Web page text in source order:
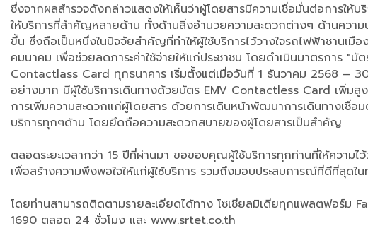
ซึ่งจากผลสำรวจดังกล่าวแสดงให้เห็นว่าผู้โดยสารมีความเชื่อมั่นต่อการใ
ให้บริการที่สำคัญหลายด้าน ทั้งด้านสิ่งอำนวยความสะดวกต่างๆ ด้านควา
ขึ้น ซึ่งถือเป็นหนึ่งในปัจจัยสำคัญที่ทำให้ผู้ใช้บริการไว้วางใจรถไฟฟ้าชานเ
คมนาคม เพื่อช่วยลดภาระค่าใช้จ่ายให้แก่ประชาชน โดยดำเนินมาตรการ
Contactlass Card ทุกธนาคาร เริ่มตั้งแต่เมื่อวันที่ 1 ธันวาคม 2568 –
อย่างมาก มีผู้ใช้บริการเดินทางด้วยบัตร EMV Contactless Card เพิ่ม
การเพิ่มความสะดวกแก่ผู้โดยสาร ด้วยการเดินหน้าพัฒนาการเดินทางเชื่
บริการทุกๆด้าน โดยยึดถือความสะดวกสบายของผู้โดยสารเป็นสำคัญ
ตลอดระยะเวลากว่า 15 ปีที่ผ่านมา ขอขอบคุณผู้ใช้บริการทุกท่านที่ให้ควา
เพื่อสร้างความพึงพอใจให้แก่ผู้ใช้บริการ รวมถึงมอบประสบการณ์ที่ดีที่สุดใ
โดยท่านสามารถติดตามรายละเอียดได้ทาง โซเชียลมิเดียทุกแพลตฟอร์
1690 ตลอด 24 ชั่วโมง และ www.srtet.co.th